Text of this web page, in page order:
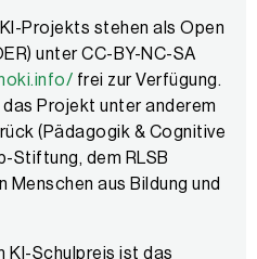
Projekts stehen als Open
unter CC-BY-NC-SA
frei zur Verfügung.
Projekt unter anderem
(Pädagogik & Cognitive
Stiftung, dem RLSB
aus Bildung und
KI-Schulpreis ist das